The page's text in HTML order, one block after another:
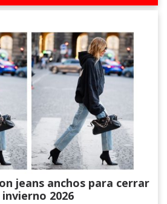
jeans anchos para cerrar
invierno 2026